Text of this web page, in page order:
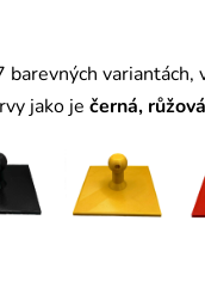
variantách,
jako je černá,